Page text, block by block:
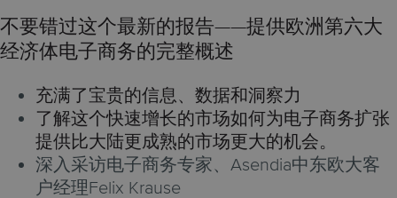
不要错过这个最新的报告——提供欧洲第六大
经济体电子商务的完整概述
充满了宝贵的信息、数据和洞察力
了解这个快速增长的市场如何为电子商务扩张
提供比大陆更成熟的市场更大的机会。
深入采访电子商务专家、Asendia中东欧大客
户经理Felix Krause